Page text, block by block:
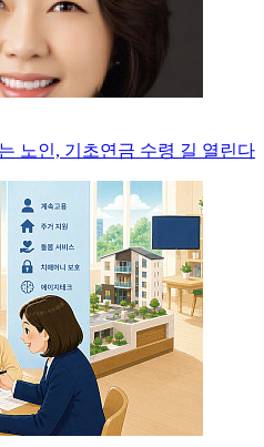
노인, 기초연금 수령 길 열린다